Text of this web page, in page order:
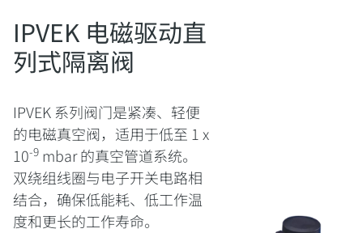
IPVEK 电磁驱动直
列式隔离阀
IPVEK 系列阀门是紧凑、轻便
的电磁真空阀，适用于低至 1 x
10‑9 mbar 的真空管道系统。
双绕组线圈与电子开关电路相
结合，确保低能耗、低工作温
度和更长的工作寿命。